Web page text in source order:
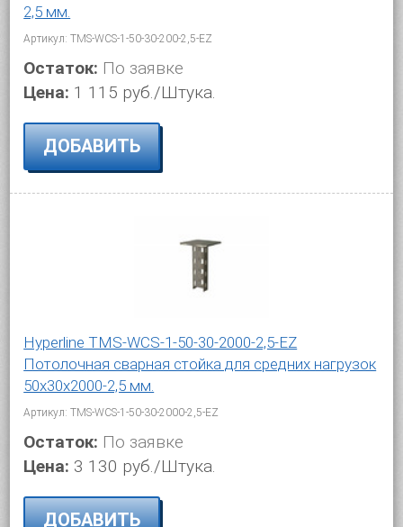
2,5 мм.
Артикул: TMS-WCS-1-50-30-200-2,5-EZ
Остаток: По заявке
Цена: 1 115 руб./Штука.
ДОБАВИТЬ
Hyperline TMS-WCS-1-50-30-2000-2,5-EZ
Потолочная сварная стойка для средних нагрузок
50х30х2000-2,5 мм.
Артикул: TMS-WCS-1-50-30-2000-2,5-EZ
Остаток: По заявке
Цена: 3 130 руб./Штука.
ДОБАВИТЬ